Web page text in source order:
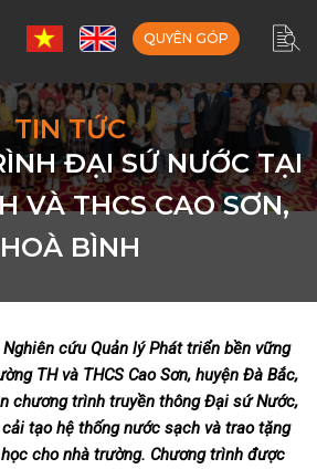
QUYÊN GÓP
TIN TỨC
ĐẠI SỨ NƯỚC TẠI
VÀ THCS CAO SƠN,
HOÀ BÌNH
cứu Quản lý Phát triển bền vững
TH và THCS Cao Sơn, huyện Đà Bắc,
chương trình truyền thông Đại sứ Nước,
tạo hệ thống nước sạch và trao tặng
cho nhà trường. Chương trình được